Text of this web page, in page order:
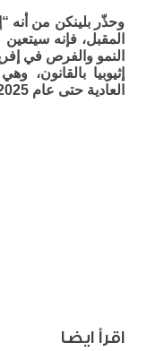
المقبل، فإنه
النمو والفرص في
إثيوبيا
العادية حتى عام 2025”.
اقرأ ايضا